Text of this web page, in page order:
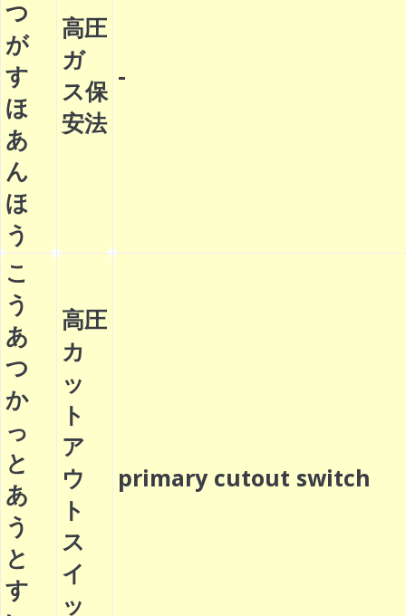
つ
が
す
ほ
あ
ん
ほ
う
高圧
ガ
ス保
安法
-
こ
う
あ
つ
か
っ
と
あ
う
と
す
高圧
カ
ッ
ト
ア
ウ
ト
ス
イ
ッ
primary cutout switch